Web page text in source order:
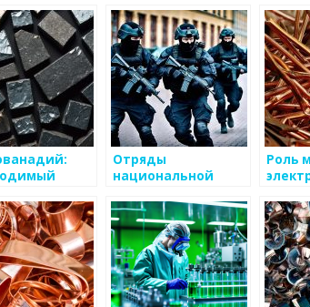
Отряды
национальной
история и
значимость
Роль